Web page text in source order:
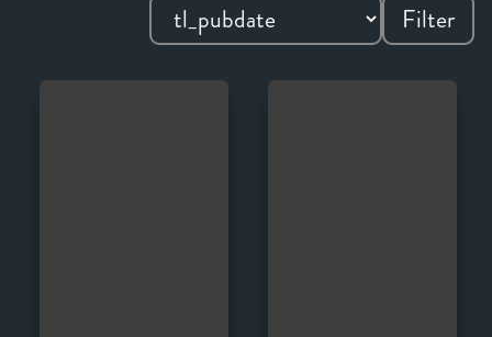
Filter